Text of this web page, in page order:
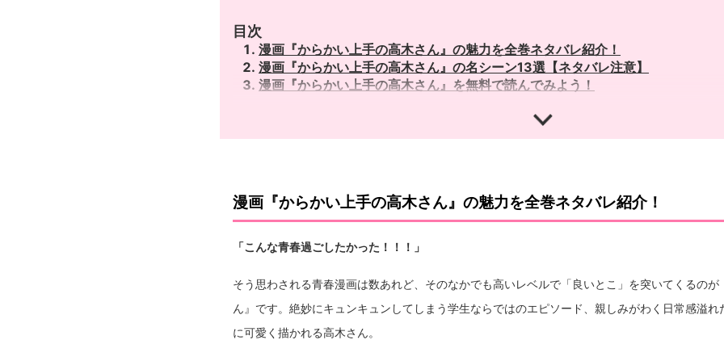
目次
漫画『からかい上手の高木さん』の魅力を全巻ネタバレ紹介！
漫画『からかい上手の高木さん』の名シーン13選【ネタバレ注意】
漫画『からかい上手の高木さん』を無料で読んでみよう！
漫画『からかい上手の高木さん』の魅力を全巻ネタバレ紹介！
「こんな青春過ごしたかった！！！」
そう思わされる青春漫画は数あれど、そのなかでも高いレベルで「良いとこ」を突いてくるのが
ん』です。絶妙にキュンキュンしてしまう学生ならではのエピソード、親しみがわく日常感溢
に可愛く描かれる高木さん。